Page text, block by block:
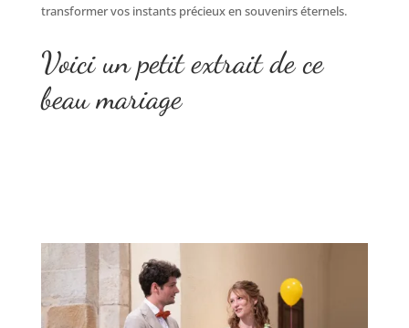
transformer vos instants précieux en souvenirs éternels.
Voici un petit extrait de ce
beau mariage